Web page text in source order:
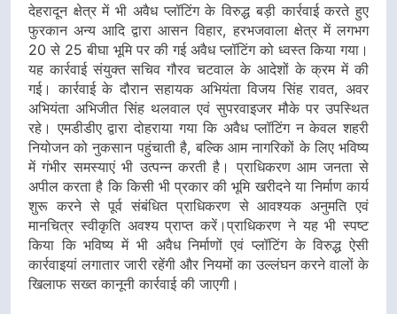
देहरादून क्षेत्र में भी अवैध प्लॉटिंग के विरुद्ध बड़ी कार्रवाई करते हुए
फुरकान अन्य आदि द्वारा आसन विहार, हरभजवाला क्षेत्र में लगभग
20 से 25 बीघा भूमि पर की गई अवैध प्लॉटिंग को ध्वस्त किया गया।
यह कार्रवाई संयुक्त सचिव गौरव चटवाल के आदेशों के क्रम में की
गई। कार्रवाई के दौरान सहायक अभियंता विजय सिंह रावत, अवर
अभियंता अभिजीत सिंह थलवाल एवं सुपरवाइजर मौके पर उपस्थित
रहे। एमडीडीए द्वारा दोहराया गया कि अवैध प्लॉटिंग न केवल शहरी
नियोजन को नुकसान पहुंचाती है, बल्कि आम नागरिकों के लिए भविष्य
में गंभीर समस्याएं भी उत्पन्न करती है। प्राधिकरण आम जनता से
अपील करता है कि किसी भी प्रकार की भूमि खरीदने या निर्माण कार्य
शुरू करने से पूर्व संबंधित प्राधिकरण से आवश्यक अनुमति एवं
मानचित्र स्वीकृति अवश्य प्राप्त करें।प्राधिकरण ने यह भी स्पष्ट
किया कि भविष्य में भी अवैध निर्माणों एवं प्लॉटिंग के विरुद्ध ऐसी
कार्रवाइयां लगातार जारी रहेंगी और नियमों का उल्लंघन करने वालों के
खिलाफ सख्त कानूनी कार्रवाई की जाएगी।